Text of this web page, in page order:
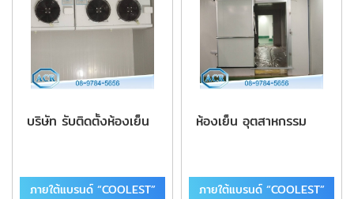
บริษัท รับติดตั้งห้องเย็น
ภายใต้แบรนด์ “COOLEST”
ห้องเย็น อุตสาหกรรม
ภายใต้แบรนด์ “COOLEST”